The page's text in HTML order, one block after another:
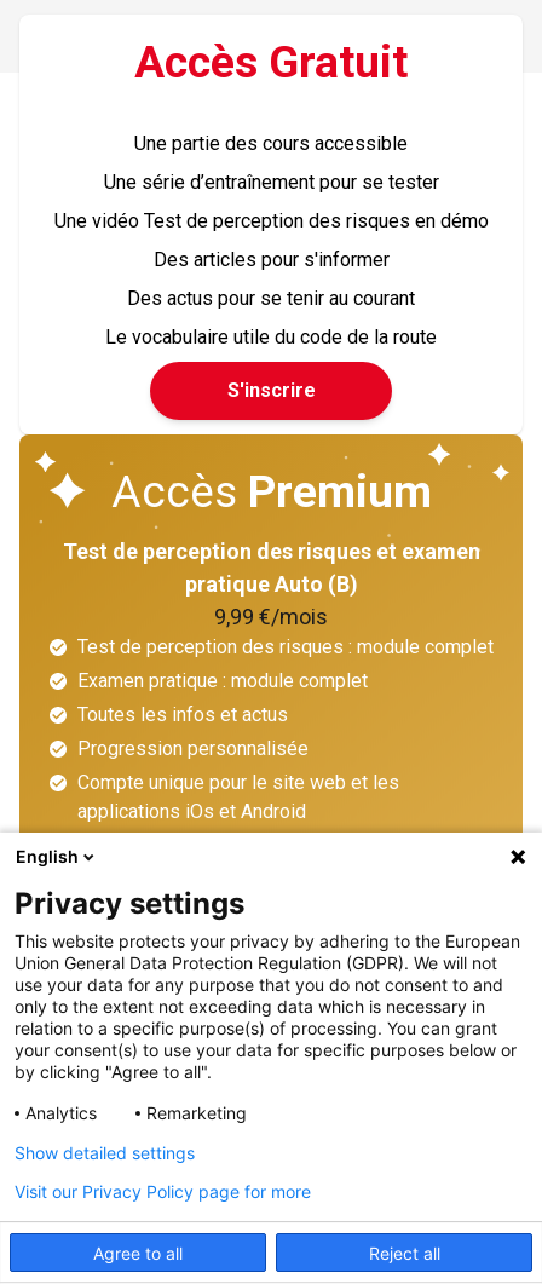
Accès Gratuit
Une partie des cours accessible
Une série d’entraînement pour se tester
Une vidéo Test de perception des risques en démo
Des articles pour s'informer
Des actus pour se tenir au courant
Le vocabulaire utile du code de la route
S'inscrire
Accès Premium
Test de perception des risques et examen
pratique Auto (B)
9,99 €/mois
Test de perception des risques : module complet
Examen pratique : module complet
Toutes les infos et actus
Progression personnalisée
Compte unique pour le site web et les
applications iOs et Android
010 20 60 01
C.G.U/C.G.V
Copyright - Feu Vert, tous droits réservés. Exploration de textes et de données
English
Privacy settings
This website protects your privacy by adhering to the European
Union General Data Protection Regulation (GDPR). We will not
use your data for any purpose that you do not consent to and
only to the extent not exceeding data which is necessary in
relation to a specific purpose(s) of processing. You can grant
your consent(s) to use your data for specific purposes below or
by clicking "Agree to all".
Analytics
Remarketing
Agree to all Reject all
Show detailed settings
Visit our Privacy Policy page for more